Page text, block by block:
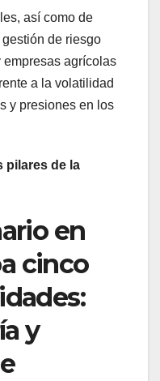
así como de
de riesgo
empresas agrícolas
a la volatilidad
y presiones en los
pilares de la
en
cinco
y